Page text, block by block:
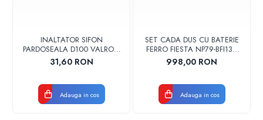
INALTATOR SIFON
PARDOSEALA D100 VALROM
17001900004
31,60 RON
Adauga in cos
SET CADA DUS CU BATERIE
FERRO FIESTA NP79-BFI13U
CROM
998,00 RON
Adauga in cos